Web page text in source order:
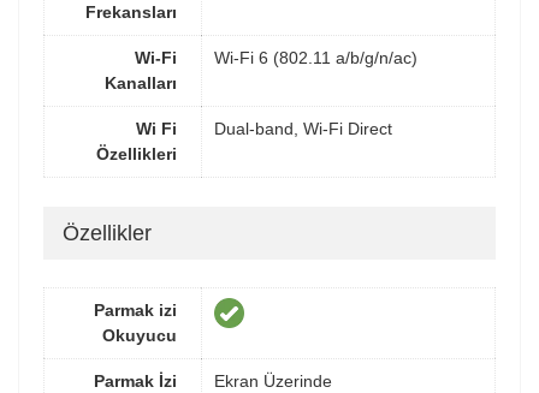
Frekansları
Wi-Fi
Kanalları
Wi-Fi 6 (802.11 a/b/g/n/ac)
Wi Fi
Özellikleri
Dual-band, Wi-Fi Direct
Özellikler
Parmak izi
Okuyucu
Parmak İzi
Ekran Üzerinde